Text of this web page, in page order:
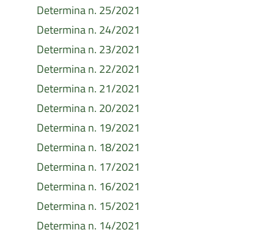
Determina n. 25/2021
Determina n. 24/2021
Determina n. 23/2021
Determina n. 22/2021
Determina n. 21/2021
Determina n. 20/2021
Determina n. 19/2021
Determina n. 18/2021
Determina n. 17/2021
Determina n. 16/2021
Determina n. 15/2021
Determina n. 14/2021